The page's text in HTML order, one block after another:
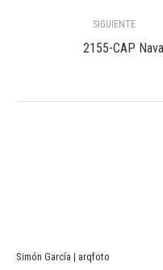
álbumesSIGUIENTE
Álbum
2155-CAP
Simón García | arqfoto